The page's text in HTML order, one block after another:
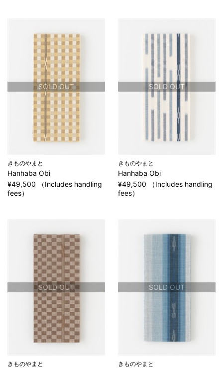
SOLD OUT
きものやまと
Hanhaba Obi
¥49,500 （Includes handling
fees）
SOLD OUT
きものやまと
Hanhaba Obi
¥49,500 （Includes handling
fees）
SOLD OUT
きものやまと
SOLD OUT
きものやまと